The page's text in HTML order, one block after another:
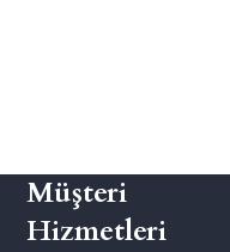
Müşteri
Hizmetleri